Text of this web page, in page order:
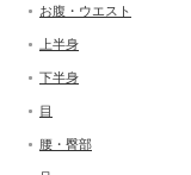
お腹・ウエスト
上半身
下半身
目
腰・臀部